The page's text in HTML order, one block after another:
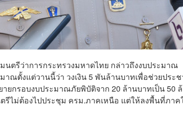
ตรีว่าการกระทรวงมหาดไทย กล่าวถึงงบประมาณ
ณตั้งแต่วานนี้ว่า วงเงิน 5 พันล้านบาทเพื่อช่วยประ
ายกรอบงบประมาณภัยพิบัติจาก 20 ล้านบาทเป็น 50
รีไม่ต้องไปประชุม ครม.ภาคเหนือ แต่ให้ลงพื้นที่ภาค